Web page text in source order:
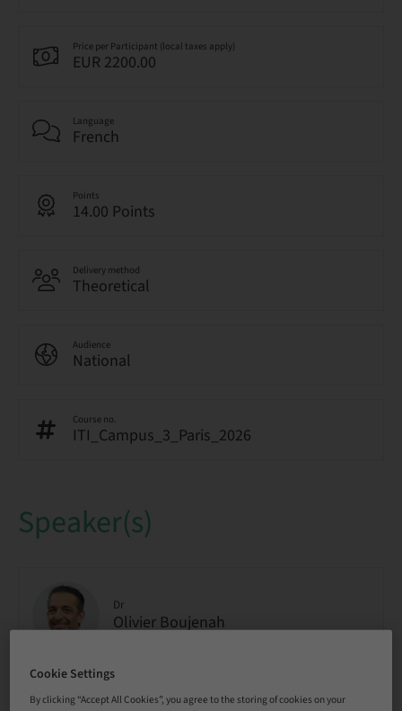
Price per Participant (local taxes apply)
EUR 2200.00
Language
French
Points
14.00 Points
Delivery method
Theoretical
Audience
National
Course no.
ITI_Campus_3_Paris_2026
Speaker(s)
Dr
Olivier Boujenah
Cookie Settings
By clicking “Accept All Cookies”, you agree to the storing of cookies on your